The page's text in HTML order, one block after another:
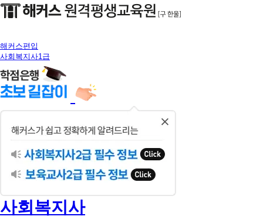
해커스편입
사회복지사1급
사회복지사